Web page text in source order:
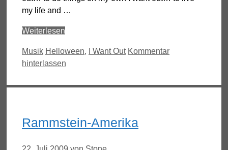
my life and …
Weiterlesen
Kategorien
Musik Schlagwörter
Helloween, I Want Out Kommentar
hinterlassen
Rammstein-Amerika